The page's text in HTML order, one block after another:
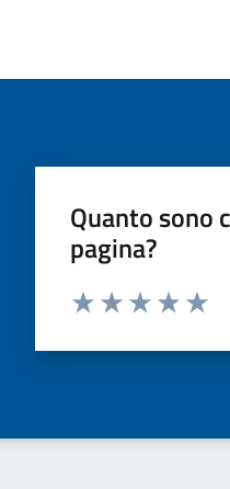
Quanto sono
pagina?
Valuta da 1 a 5 stelle la